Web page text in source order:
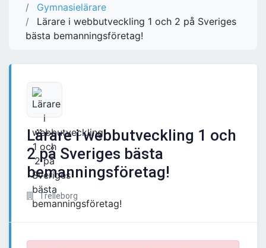
Gymnasielärare
Lärare i webbutveckling 1 och 2 på Sveriges
bästa bemanningsföretag!
Lärare i webbutveckling 1 och
2 på Sveriges bästa
bemanningsföretag!
Trelleborg